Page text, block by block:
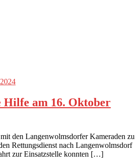
Hilfe am 16. Oktober
den Langenwolmsdorfer Kameraden zu
Rettungsdienst nach Langenwolmsdorf
zur Einsatzstelle konnten […]